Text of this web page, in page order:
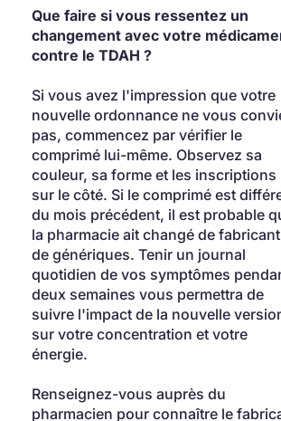
Que faire si vous ressentez un
changement avec votre
contre le TDAH ?
Si vous avez l'impression que votre
nouvelle ordonnance ne vous
pas, commencez par vérifier le
comprimé lui-même. Observez sa
couleur, sa forme et les inscriptions
sur le côté. Si le comprimé est
du mois précédent, il est probable
la pharmacie ait changé de fabricant
de génériques. Tenir un journal
quotidien de vos symptômes
deux semaines vous permettra de
suivre l'impact de la nouvelle
sur votre concentration et votre
énergie.
Renseignez-vous auprès du
pharmacien pour connaître le